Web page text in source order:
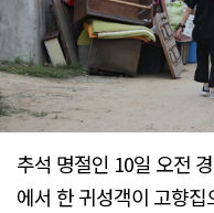
추석 명절인 10일 오전
에서 한 귀성객이 고향